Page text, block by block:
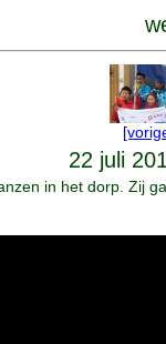
22 juli
in het dorp. Zij